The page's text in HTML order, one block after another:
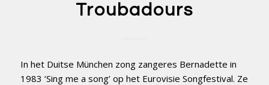
Troubadours
In het Duitse München zong zangeres Bernadette in
1983 ‘Sing me a song’ op het Eurovisie Songfestival. Ze